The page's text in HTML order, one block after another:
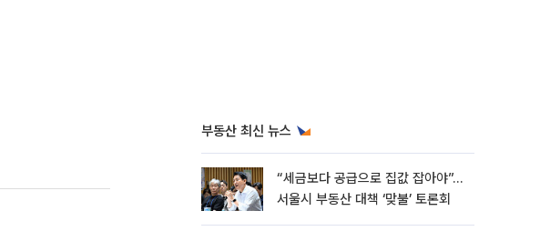
부동산 최신 뉴스
“세금보다 공급으로 집값 잡아야”…
서울시 부동산 대책 ‘맞불’ 토론회